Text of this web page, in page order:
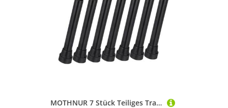
Stand-Up Paddling
Tauchen & Schnorcheln
Volleyball
MOTHNUR 7 Stück Teiliges Trampolin-beinpolster rutschfeste Abdeckungen aus Edelstahl für Trampolinbeine Ersatzpads für Indoor und Outdoor Verbesserte Stabilität und